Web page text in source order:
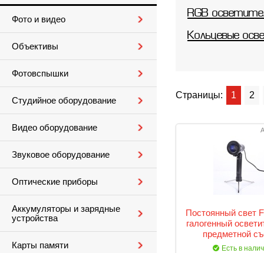
Фото и видео
Объективы
Фотовспышки
Студийное оборудование
Видео оборудование
Звуковое оборудование
Оптические приборы
Аккумуляторы и зарядные
устройства
Карты памяти
RGB
Кольцевые
Страницы: 1 2
Постоянный свет
галогенный
предметной
Есть в